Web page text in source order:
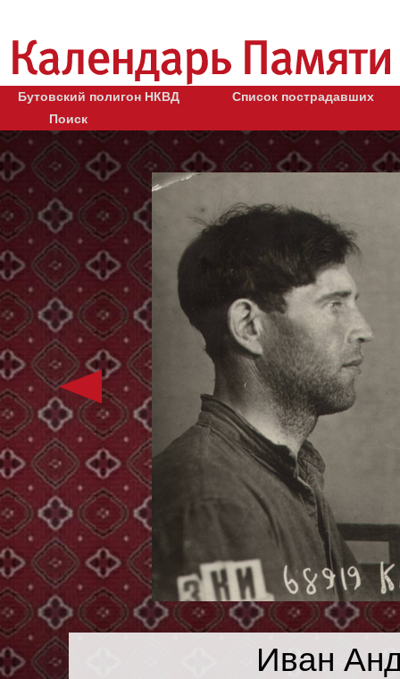
Бутовский полигон НКВД
Список пострадавших
Поиск
Иван